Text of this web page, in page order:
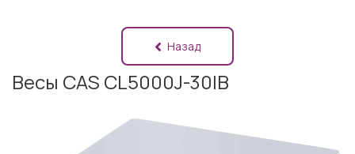
Назад
Весы CAS CL5000J-30IB